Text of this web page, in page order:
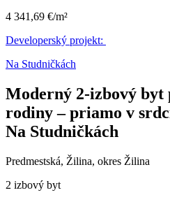
4 341,69 €/m²
Developerský projekt:
Na Studničkách
Moderný 2-izbový byt
rodiny – priamo v
Na Studničkách
Predmestská, Žilina, okres Žilina
2 izbový byt